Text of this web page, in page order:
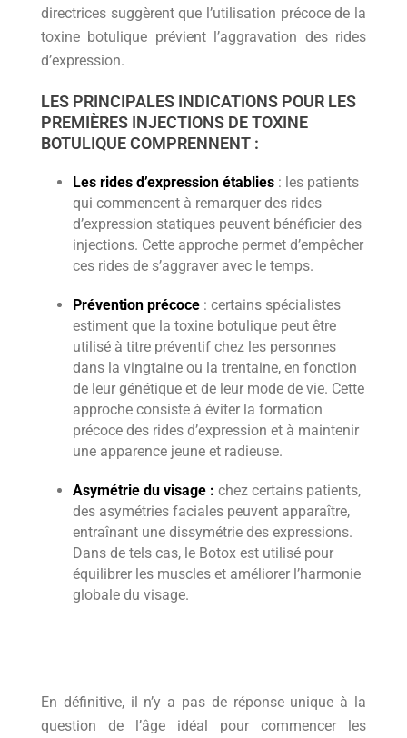
directrices suggèrent que l’utilisation précoce de la
toxine botulique prévient l’aggravation des rides
d’expression.
LES PRINCIPALES INDICATIONS POUR LES
PREMIÈRES INJECTIONS DE TOXINE
BOTULIQUE COMPRENNENT :
Les rides d’expression établies : les patients
qui commencent à remarquer des rides
d’expression statiques peuvent bénéficier des
injections. Cette approche permet d’empêcher
ces rides de s’aggraver avec le temps.
Prévention précoce: certains spécialistes
estiment que la toxine botulique peut être
utilisé à titre préventif chez les personnes
dans la vingtaine ou la trentaine, en fonction
de leur génétique et de leur mode de vie. Cette
approche consiste à éviter la formation
précoce des rides d’expression et à maintenir
une apparence jeune et radieuse.
Asymétrie du visage : chez certains patients,
des asymétries faciales peuvent apparaître,
entraînant une dissymétrie des expressions.
Dans de tels cas, le Botox est utilisé pour
équilibrer les muscles et améliorer l’harmonie
globale du visage.
En définitive, il n’y a pas de réponse unique à la
question de l’âge idéal pour commencer les